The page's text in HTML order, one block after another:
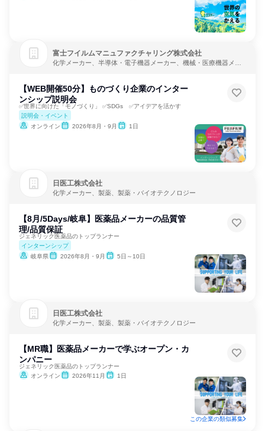
富士フイルムマニュファクチャリング株式会社
化学メーカー、半導体・電子機器メーカー、機械・医療機器メー
【WEB開催50分】ものづくり企業のインター
ンシップ説明会
✅世界に向けた「モノづくり」 ✅SDGs ✅アイデアを活かす
説明会・イベント
オンライン
2026年8月・9月 1日
日医工株式会社
化学メーカー、製薬、製薬・バイオテクノロジー
【8月/5Days/岐阜】医薬品メーカーの品質管
理/品質保証
ジェネリック医薬品のトップランナー
インターンシップ
岐阜県
2026年8月・9月 5日～10日
日医工株式会社
化学メーカー、製薬、製薬・バイオテクノロジー
【MR職】医薬品メーカーで学ぶオープン・カ
ンパニー
ジェネリック医薬品のトップランナー
オンライン
2026年11月 1日
この企業の類似募集